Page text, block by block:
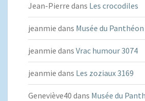
Jean-Pierre dans Les crocodiles
jeanmie dans Musée du
jeanmie dans Vrac humour 3074
jeanmie dans Les zoziaux 3169
Geneviève40 dans Musée du